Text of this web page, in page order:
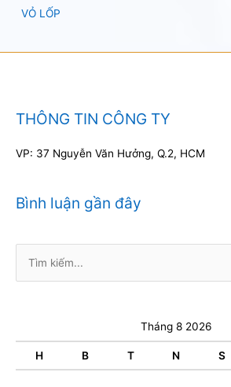
VỎ LỐP
THÔNG TIN CÔNG TY
VP: 37 Nguyễn Văn Hưởng, Q.2, HCM
Bình luận gần đây
kiếm:
Tháng 8 2026
H B T N S